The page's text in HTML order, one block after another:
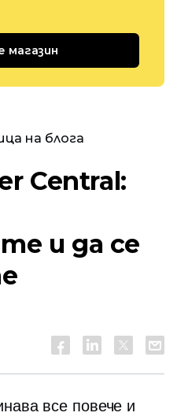
магазин
на блога
Central:
и да се
все повече и